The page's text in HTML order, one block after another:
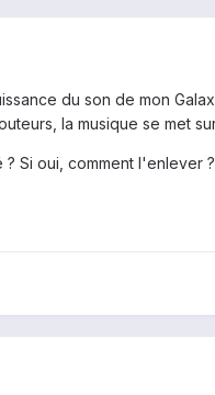
du son de mon
la musique se met
Si oui, comment l'enlever ?